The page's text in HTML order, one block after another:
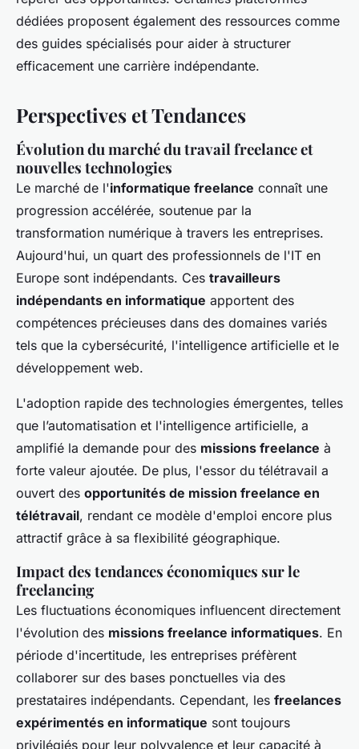
dédiées proposent également des ressources comme
des guides spécialisés pour aider à structurer
efficacement une carrière indépendante.
Perspectives et Tendances
Évolution du marché du travail freelance et
nouvelles technologies
Le marché de l'informatique freelance connaît une
progression accélérée, soutenue par la
transformation numérique à travers les entreprises.
Aujourd'hui, un quart des professionnels de l'IT en
Europe sont indépendants. Ces travailleurs
indépendants en informatique apportent des
compétences précieuses dans des domaines variés
tels que la cybersécurité, l'intelligence artificielle et le
développement web.
L'adoption rapide des technologies émergentes, telles
que l’automatisation et l'intelligence artificielle, a
amplifié la demande pour des missions freelance à
forte valeur ajoutée.​ De plus, l'essor du télétravail a
ouvert des opportunités de mission freelance en
télétravail, rendant ce modèle d'emploi encore plus
attractif grâce à sa flexibilité géographique.
Impact des tendances économiques sur le
freelancing
Les fluctuations économiques influencent directement
l'évolution des missions freelance informatiques. En
période d'incertitude, les entreprises préfèrent
collaborer sur des bases ponctuelles via des
prestataires indépendants. Cependant, les freelances
expérimentés en informatique sont toujours
privilégiés pour leur polyvalence et leur capacité à